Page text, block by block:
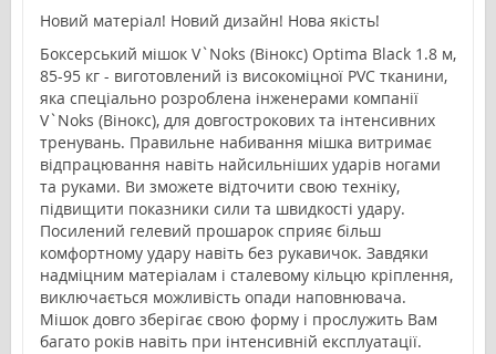
Новий матеріал! Новий дизайн! Нова якість!
Боксерський мішок V`Noks (Вінокс) Optima Black 1.8 м,
85-95 кг - виготовлений із високоміцної PVC тканини,
яка спеціально розроблена інженерами компанії
V`Noks (Вінокс), для довгострокових та інтенсивних
тренувань. Правильне набивання мішка витримає
відпрацювання навіть найсильніших ударів ногами
та руками. Ви зможете відточити свою техніку,
підвищити показники сили та швидкості удару.
Посилений гелевий прошарок сприяє більш
комфортному удару навіть без рукавичок. Завдяки
надміцним матеріалам і сталевому кільцю кріплення,
виключається можливість опади наповнювача.
Мішок довго зберігає свою форму і прослужить Вам
багато років навіть при інтенсивній експлуатації.